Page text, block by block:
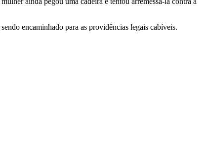
encaminhado para as providências legais cabíveis.